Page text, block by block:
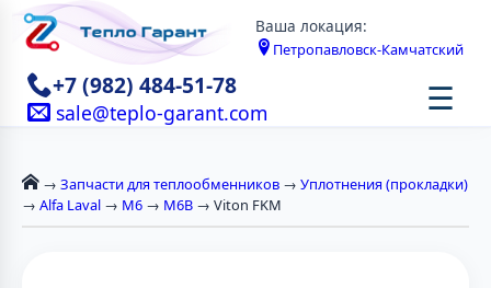
Ваша локация:
Петропавловск-Камчатский
+7 (982) 484-51-78
sale@teplo-garant.com ☰
→ Запчасти для теплообменников → Уплотнения (прокладки)
→ Alfa Laval → М6 → M6B → Viton FKM